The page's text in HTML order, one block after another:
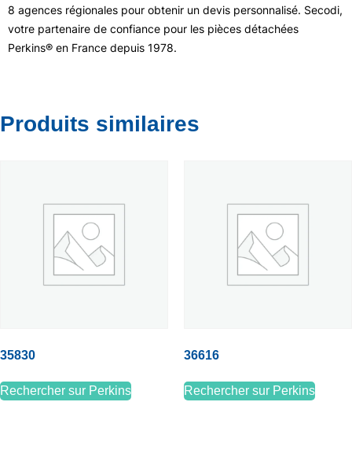
8 agences régionales pour obtenir un devis personnalisé. Secodi,
votre partenaire de confiance pour les pièces détachées
Perkins® en France depuis 1978.
Produits similaires
35830
Rechercher sur Perkins
36616
Rechercher sur Perkins